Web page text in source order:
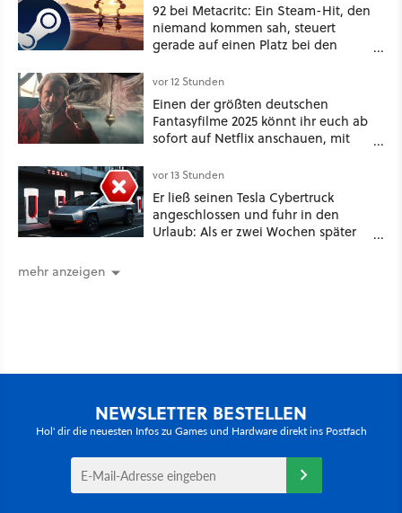
92 bei Metacritc: Ein Steam-Hit, den
niemand kommen sah, steuert
gerade auf einen Platz bei den
vor 12 Stunden
Einen der größten deutschen
Fantasyfilme 2025 könnt ihr euch ab
sofort auf Netflix anschauen, mit
vor 13 Stunden
Er ließ seinen Tesla Cybertruck
angeschlossen und fuhr in den
Urlaub: Als er zwei Wochen später
mehr anzeigen
NEWSLETTER BESTELLEN
Hol' dir die neuesten Infos zu Games und Hardware direkt ins Postfach